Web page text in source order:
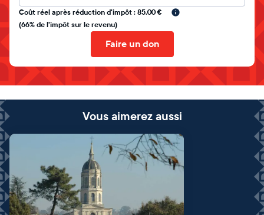
Coût réel après réduction d'impôt : 85.00 €
(66% de l'impôt sur le revenu)
Faire un don
Vous aimerez aussi